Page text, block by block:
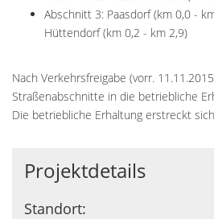
Abschnitt 3: Paasdorf (km 0,0 -
Hüttendorf (km 0,2 - km 2,9)
Nach Verkehrsfreigabe (vorr.
Straßenabschnitte in die betriebliche
Die betriebliche Erhaltung erstreckt
Projektdetails
Standort: